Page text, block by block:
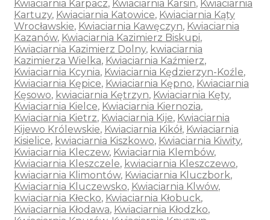
Kwiaciarnia Karpacz, Kwiaciarnia Karsin, Kwiaciarnia
Kartuzy, Kwiaciarnia Katowice, Kwiaciarnia Kąty
Wrocławskie, Kwiaciarnia Kawęczyn, Kwiaciarnia
Kazanów, Kwiaciarnia Kazimierz Biskupi,
Kwiaciarnia Kazimierz Dolny, kwiaciarnia
Kazimierza Wielka, Kwiaciarnia Kaźmierz,
Kwiaciarnia Kcynia, Kwiaciarnia Kędzierzyn-Koźle,
Kwiaciarnia Kępice, Kwiaciarnia Kępno, Kwiaciarnia
Kęsowo, kwiaciarnia Kętrzyn, Kwiaciarnia Kęty,
Kwiaciarnia Kielce, Kwiaciarnia Kiernozia,
Kwiaciarnia Kietrz, Kwiaciarnia Kije, Kwiaciarnia
Kijewo Królewskie, Kwiaciarnia Kikół, Kwiaciarnia
Kisielice, kwiaciarnia Kiszkowo, Kwiaciarnia Kiwity,
Kwiaciarnia Kleczew, Kwiaciarnia Klembów,
Kwiaciarnia Kleszczele, kwiaciarnia Kleszczewo,
kwiaciarnia Klimontów, Kwiaciarnia Kluczbork,
Kwiaciarnia Kluczewsko, Kwiaciarnia Klwów,
kwiaciarnia Kłecko, Kwiaciarnia Kłobuck,
Kwiaciarnia Kłodawa, Kwiaciarnia Kłodzko,